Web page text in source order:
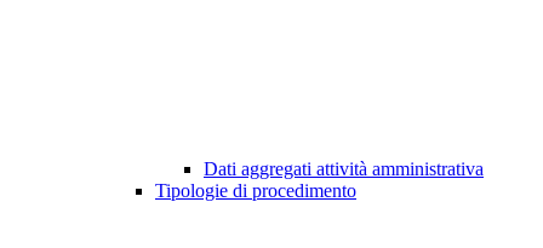
Dati aggregati attività amministrativa
Tipologie di procedimento